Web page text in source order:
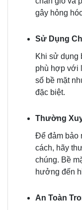
gây hỏng
Sử Dụng
Khi sử dụng
phù hợp với
số bề mặt
đặc biệt.
Thường
Để đảm bảo
cách, hãy
chúng. Bề
hưởng đến
An Toàn